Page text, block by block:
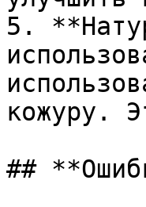
5.
кожуру.
##